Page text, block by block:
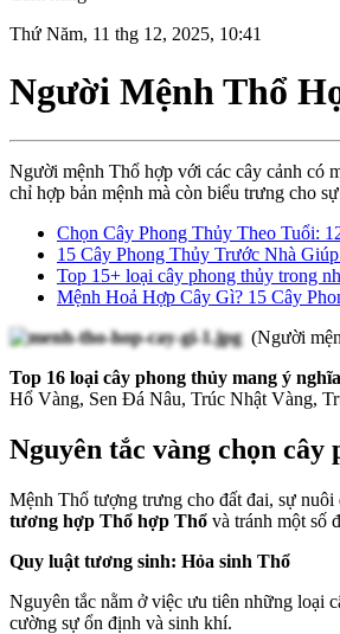
Thứ Năm, 11 thg 12, 2025, 10:41
Người Mệnh Thổ
Người mệnh Thổ hợp với các cây cảnh có
chỉ hợp bản mệnh mà còn biểu trưng cho
Chọn Cây Phong Thủy Theo Tuổi:
15 Cây Phong Thủy Trước Nhà
Top 15+ loại cây phong thủy trong
Mệnh Hoả Hợp Cây Gì? 15 Cây
(Người
Top 16 loại cây phong thủy mang ý
Hổ Vàng, Sen Đá Nâu, Trúc Nhật Vàng,
Nguyên tắc vàng chọn
Mệnh Thổ tượng trưng cho đất đai, sự
tương hợp Thổ hợp Thổ và tránh một số
Quy luật tương sinh: Hỏa sinh Thổ
Nguyên tắc nằm ở việc ưu tiên những loại
cường sự ổn định và sinh khí.